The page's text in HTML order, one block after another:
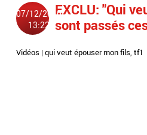
07/12/2010
13:22
EXCLU: "Qui
sont passés
Vidéos |qui veut épouser mon fils,tf1